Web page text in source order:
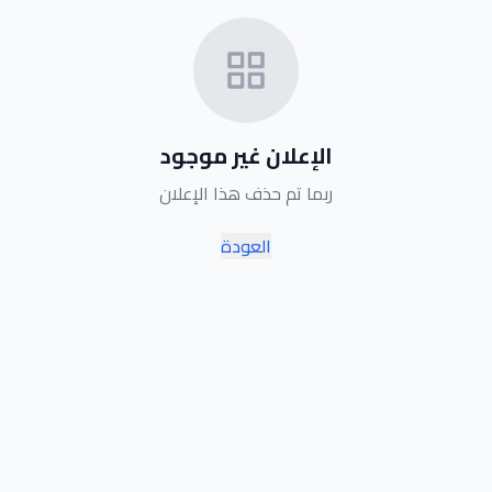
الإعلان غير موجود
ربما تم حذف هذا الإعلان
العودة